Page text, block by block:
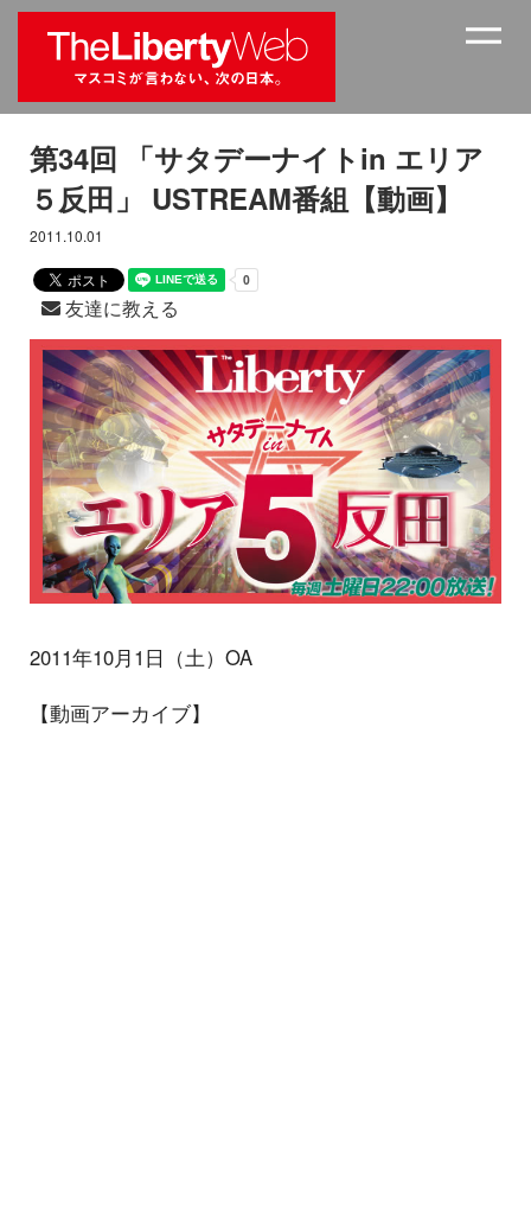
第34回 「サタデーナイトin エリア
５反田」 USTREAM番組【動画】
2011.10.01
友達に教える
2011年10月1日（土）OA
【動画アーカイブ】